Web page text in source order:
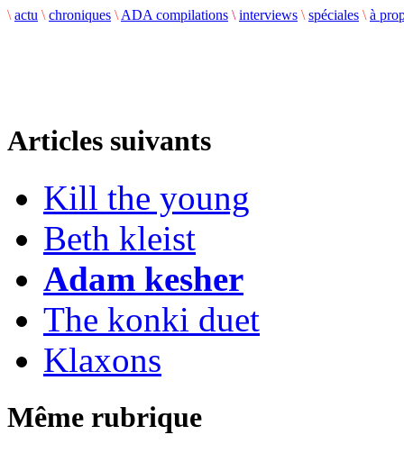
\ actu \ chroniques \ ADA compilations \ interviews \ spéciales \ à
Articles suivants
Kill the young
Beth kleist
Adam kesher
The konki duet
Klaxons
Même rubrique